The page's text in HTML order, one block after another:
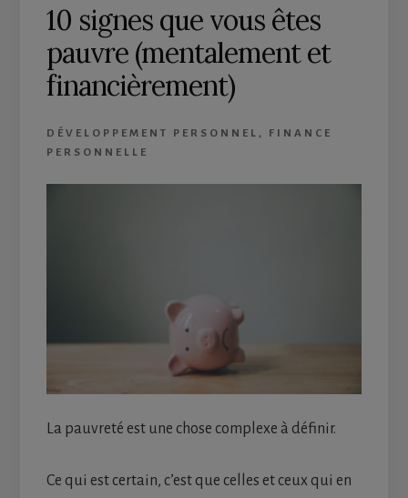
10 signes que vous êtes
pauvre (mentalement et
financièrement)
DÉVELOPPEMENT PERSONNEL ,
FINANCE
PERSONNELLE
La pauvreté est une chose complexe à définir.
Ce qui est certain, c’est que celles et ceux qui en